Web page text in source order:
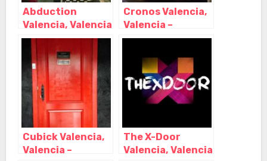
Abduction
Valencia, Valencia
– Valencia
Cronos Valencia,
Valencia –
Valencia
Cubick Valencia,
Valencia –
The X-Door
Valencia, Valencia